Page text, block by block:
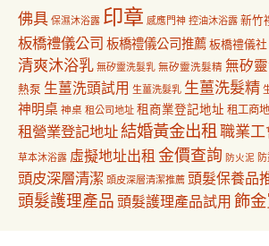
佛具 保濕沐浴露 印章 感應門神 控油沐浴露 新竹
板橋禮儀公司 板橋禮儀公司推薦板橋禮儀社
清爽沐浴乳 無矽靈洗髮乳 無矽靈洗髮精 無矽
熱泵 生薑洗頭試用 生薑洗髮乳 生薑洗髮精
神明桌 神桌 租公司地址 租商業登記地址 租工商
租營業登記地址結婚黃金出租職業工
草本沐浴露 虛擬地址出租 金價查詢 防火泥
頭皮深層清潔 頭皮深層清潔推薦 頭髮保養品
頭髮護理產品 頭髮護理產品試用 飾